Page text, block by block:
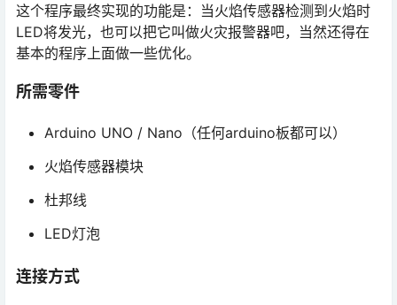
这个程序最终实现的功能是：当火焰传感器检测到火焰时
LED将发光，也可以把它叫做火灾报警器吧，当然还得在
基本的程序上面做一些优化。
所需零件
Arduino UNO / Nano（任何arduino板都可以）
火焰传感器模块
杜邦线
LED灯泡
连接方式